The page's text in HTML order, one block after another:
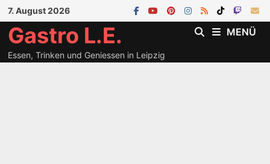
Zum
Inhalt
springen
7. August 2026
Gastro L.E.
Essen, Trinken und Geniessen in Leipzig
MENÜ